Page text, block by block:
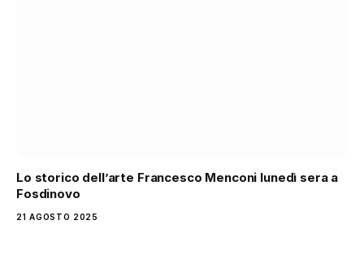
Lo storico dell’arte Francesco Menconi lunedì sera a
Fosdinovo
21 AGOSTO 2025